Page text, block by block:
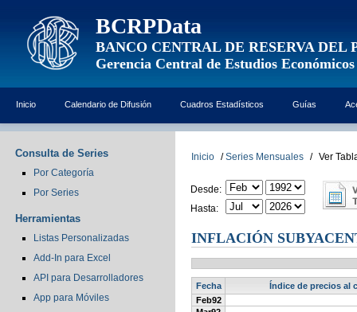
BCRPData
BANCO CENTRAL DE RESERVA DEL
Gerencia Central de Estudios Económicos
Inicio Calendario de Difusión Cuadros Estadísticos Guías
Consulta de Series
Por Categoría
Por Series
Herramientas
Listas Personalizadas
Add-In para Excel
API para Desarrolladores
App para Móviles
Inicio / Series Mensuales / Ver
Desde:
Hasta:
INFLACIÓN
Fecha
Índice de precios al
Feb92